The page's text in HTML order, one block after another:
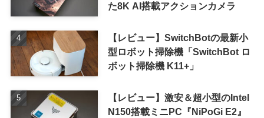
た8K AI搭載アクションカメラ
【レビュー】SwitchBotの最新小
型ロボット掃除機「SwitchBot ロ
ボット掃除機 K11+」
【レビュー】激安＆超小型のIntel
N150搭載ミニPC『NiPoGi E2』